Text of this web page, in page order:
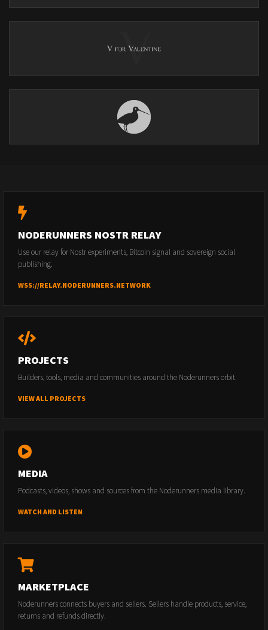
NODERUNNERS NOSTR RELAY
Use our relay for Nostr experiments, Bitcoin signal and sovereign social
publishing.
WSS://RELAY.NODERUNNERS.NETWORK
PROJECTS
Builders, tools, media and communities around the Noderunners orbit.
VIEW ALL PROJECTS
MEDIA
Podcasts, videos, shows and sources from the Noderunners media library.
WATCH AND LISTEN
MARKETPLACE
Noderunners connects buyers and sellers. Sellers handle products, service,
returns and refunds directly.